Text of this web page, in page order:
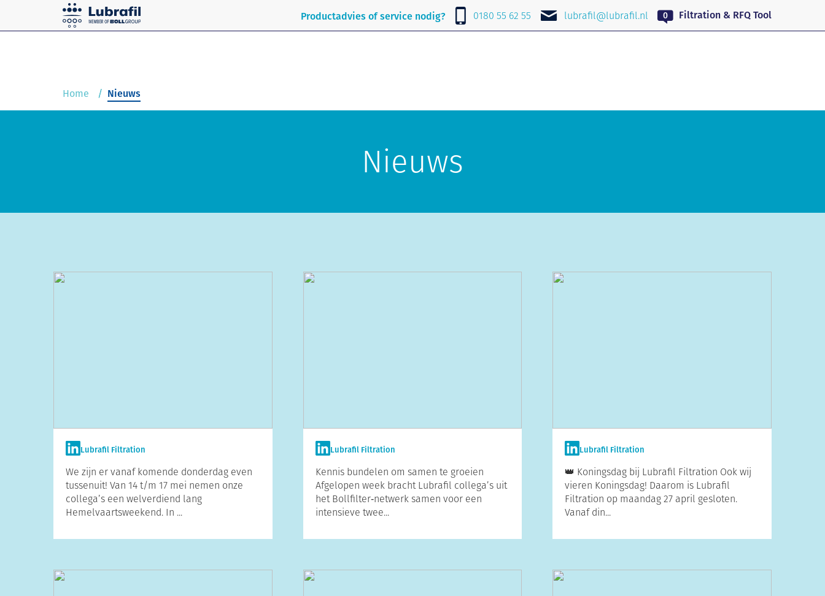
Filtration & RFQ Tool
Productadvies of service nodig? 0180 55 62 55 lubrafil@lubrafil.nl NL
Home Oplossingen Over Lubrafil Nieuws Contact
Home Nieuws
Nieuws
Lubrafil Filtration
We zijn er vanaf komende donderdag even
tussenuit! Van 14 t/m 17 mei nemen onze
collega’s een welverdiend lang
Hemelvaartsweekend. In ...
Lubrafil Filtration
Kennis bundelen om samen te groeien
Afgelopen week bracht Lubrafil collega’s uit
het Bollfilter‑netwerk samen voor een
intensieve twee...
Lubrafil Filtration
👑 Koningsdag bij Lubrafil Filtration Ook wij
vieren Koningsdag! Daarom is Lubrafil
Filtration op maandag 27 april gesloten.
Vanaf din...